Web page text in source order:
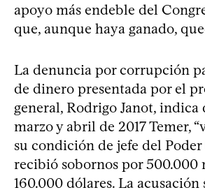
apoyo más endeble del
que, aunque haya ganado,
La denuncia por corrupción
de dinero presentada por el
general, Rodrigo Janot, indica
marzo y abril de 2017 Temer,
su condición de jefe del Poder
recibió sobornos por 500.000
160.000 dólares. La acusación